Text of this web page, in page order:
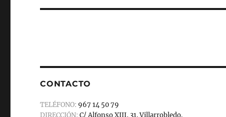
CONTACTO
TELÉFONO: 967 14 50 79
DIRECCIÓN: C/ Alfonso XIII, 31. Villarrobledo.